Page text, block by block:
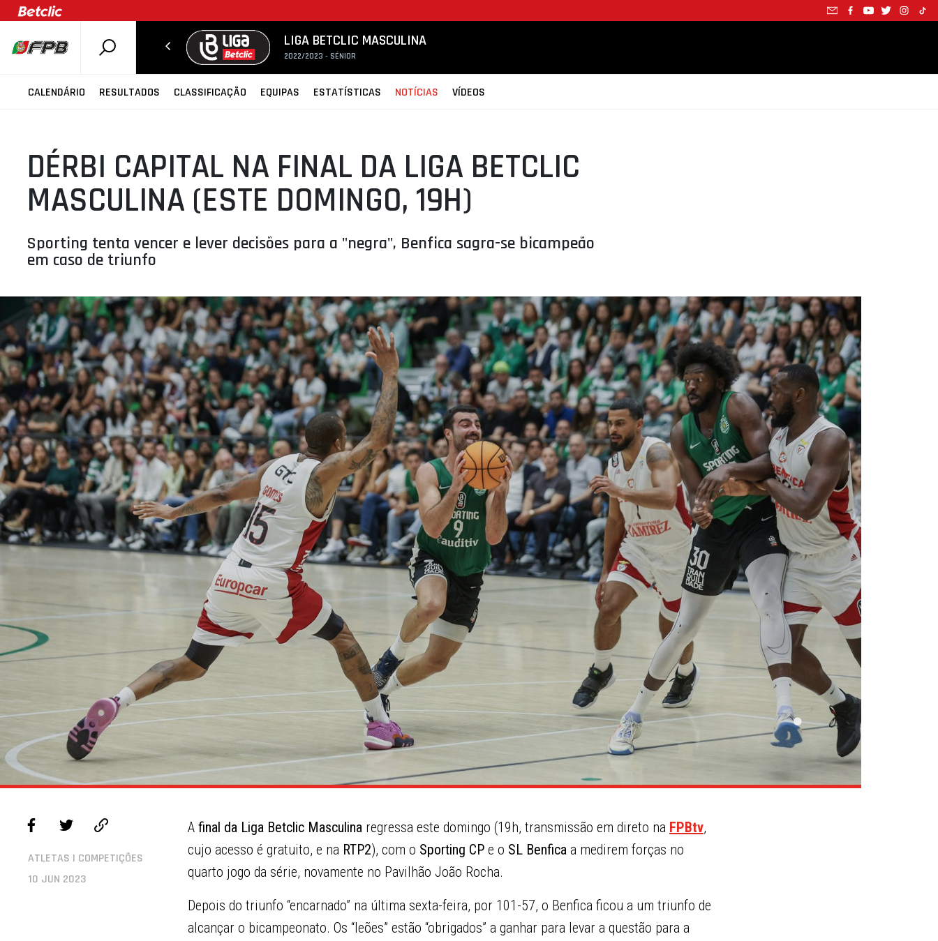
LIGA BETCLIC MASCULINA
2022/2023 - SÉNIOR
CALENDÁRIO RESULTADOS CLASSIFICAÇÃO EQUIPAS ESTATÍSTICAS NOTÍCIAS VÍDEOS
SOBRE A FPB
COMPETIÇÕES
ASSOCIAÇÕES
CLUBES
AGENTES
AGENDA
MINIBASQUETE
ÁREA TÉCNICA
PROJETOS
DÉRBI CAPITAL NA FINAL DA LIGA BETCLIC
MASCULINA (ESTE DOMINGO, 19H)
Sporting tenta vencer e lever decisões para a "negra", Benfica sagra-se bicampeão
em caso de triunfo
ATLETAS | COMPETIÇÕES
10 JUN 2023
A final da Liga Betclic Masculina regressa este domingo (19h, transmissão em direto na FPBtv,
cujo acesso é gratuito, e na RTP2), com o Sporting CP e o SL Benfica a medirem forças no
quarto jogo da série, novamente no Pavilhão João Rocha.
Depois do triunfo “encarnado” na última sexta-feira, por 101-57, o Benfica ficou a um triunfo de
alcançar o bicampeonato. Os “leões” estão “obrigados” a ganhar para levar a questão para a